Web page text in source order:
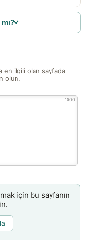
en ilgili olan sayfada
olun.
1000
için bu sayfanın